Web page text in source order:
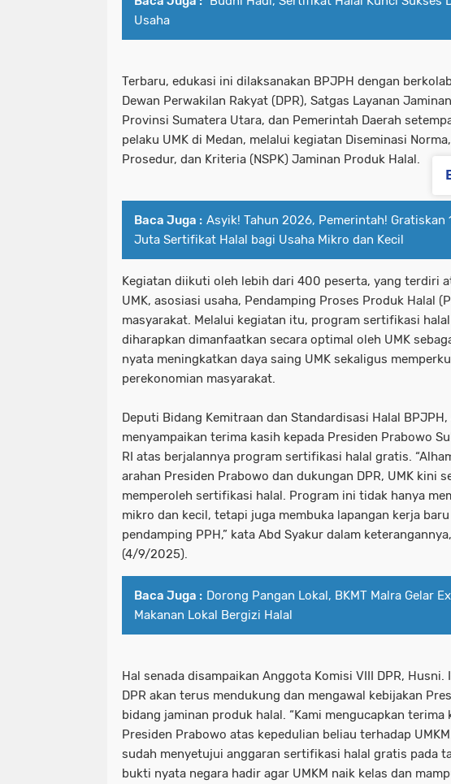
Usaha
Terbaru, edukasi ini dilaksanakan BPJPH dengan
Dewan Perwakilan Rakyat (DPR), Satgas Layanan
Provinsi Sumatera Utara, dan Pemerintah Daerah
pelaku UMK di Medan, melalui kegiatan Diseminasi
Prosedur, dan Kriteria (NSPK) Jaminan Produk Halal.
Baca Juga : Asyik! Tahun 2026, Pemerintah! Gratiskan
Juta Sertifikat Halal bagi Usaha Mikro dan Kecil
Kegiatan diikuti oleh lebih dari 400 peserta, yang terdiri
UMK, asosiasi usaha, Pendamping Proses Produk Halal
masyarakat. Melalui kegiatan itu, program sertifikasi
diharapkan dimanfaatkan secara optimal oleh UMK
nyata meningkatkan daya saing UMK sekaligus
perekonomian masyarakat.
Deputi Bidang Kemitraan dan Standardisasi Halal BPJPH,
menyampaikan terima kasih kepada Presiden Prabowo
RI atas berjalannya program sertifikasi halal gratis.
arahan Presiden Prabowo dan dukungan DPR, UMK kini
memperoleh sertifikasi halal. Program ini tidak hanya
mikro dan kecil, tetapi juga membuka lapangan kerja
pendamping PPH,” kata Abd Syakur dalam
(4/9/2025).
Baca Juga : Dorong Pangan Lokal, BKMT Malra Gelar
Makanan Lokal Bergizi Halal
Hal senada disampaikan Anggota Komisi VIII DPR, Husni.
DPR akan terus mendukung dan mengawal kebijakan
bidang jaminan produk halal. “Kami mengucapkan terima
Presiden Prabowo atas kepedulian beliau terhadap
sudah menyetujui anggaran sertifikasi halal gratis pada
bukti nyata negara hadir agar UMKM naik kelas dan